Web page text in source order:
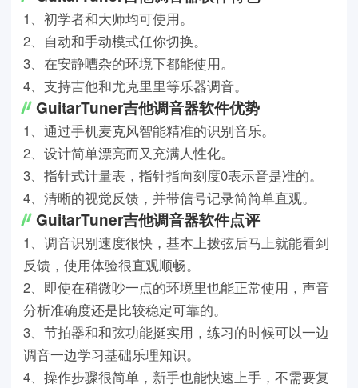
1、初学者和大师均可使用。
2、自动和手动模式任你切换。
3、在安静嘈杂的环境下都能使用。
4、支持吉他和尤克里里等乐器调音。
GuitarTuner吉他调音器软件优势
1、通过手机麦克风智能精准的识别音乐。
2、设计简单漂亮而又充满人性化。
3、指针式计量表，指针指向刻度0表示音是准的。
4、清晰的视觉反馈，并带信号记录简简单直观。
GuitarTuner吉他调音器软件点评
1、调音识别速度很快，基本上拨弦后马上就能看到
反馈，使用体验很直观顺畅。
2、即使在稍微吵一点的环境里也能正常使用，声音
分析准确度还是比较稳定可靠的。
3、节拍器和和弦功能挺实用，练习的时候可以一边
调音一边学习基础乐理知识。
4、操作步骤很简单，新手也能快速上手，不需要复